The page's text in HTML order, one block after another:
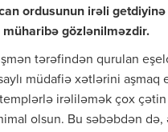
ordusunun irəli
gözlənilməzdir.
tərəfindən qurulan
müdafiə xətlərini aşmaq
irəliləmək çox
olsun. Bu səbəbdən də,